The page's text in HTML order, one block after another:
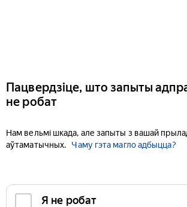
Пацвердзіце, што запыты
не робат
Нам вельмі шкада, але запыты з вашай
аўтаматычных.
Чаму гэта магло адбыцца?
Я не робат